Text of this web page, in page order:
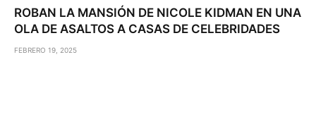
ROBAN LA MANSIÓN DE NICOLE KIDMAN EN UNA
OLA DE ASALTOS A CASAS DE CELEBRIDADES
FEBRERO 19, 2025